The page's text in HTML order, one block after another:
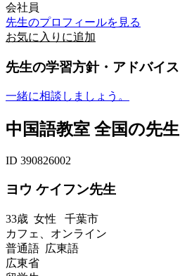
会社員
先生のプロフィールを見る
お気に入りに追加
先生の学習方針・アドバイス
一緒に相談しましょう。
中国語教室 全国の先生
ID 390826002
ヨウ ケイフン先生
33歳 女性 千葉市
カフェ、オンライン
普通語 広東語
広東省